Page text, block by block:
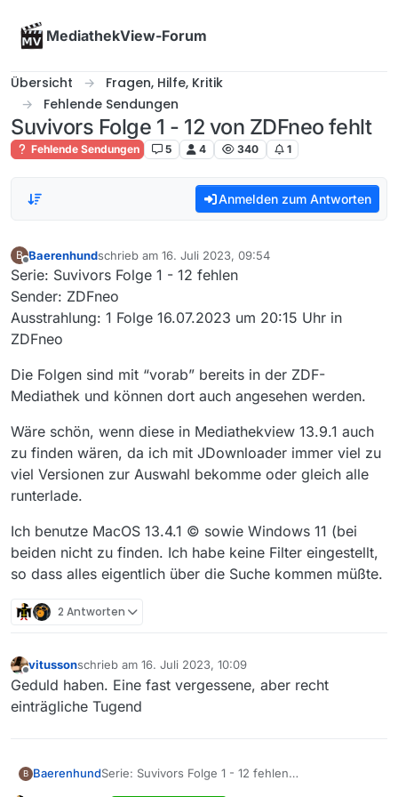
MediathekView-Forum
Übersicht
Fragen, Hilfe, Kritik
Fehlende Sendungen
Suvivors Folge 1 - 12 von ZDFneo fehlt
Fehlende Sendungen 5 4 340 1
Anmelden zum Antworten
B
Offline
Baerenhundschrieb am 16. Juli 2023, 09:54
zuletzt editiert von
Serie: Suvivors Folge 1 - 12 fehlen
Sender: ZDFneo
Ausstrahlung: 1 Folge 16.07.2023 um 20:15 Uhr in
ZDFneo
Die Folgen sind mit “vorab” bereits in der ZDF-
Mediathek und können dort auch angesehen werden.
Wäre schön, wenn diese in Mediathekview 13.9.1 auch
zu finden wären, da ich mit JDownloader immer viel zu
viel Versionen zur Auswahl bekomme oder gleich alle
runterlade.
Ich benutze MacOS 13.4.1 © sowie Windows 11 (bei
beiden nicht zu finden. Ich habe keine Filter eingestellt,
so dass alles eigentlich über die Suche kommen müßte.
2 Antworten
Offline
vitussonschrieb am 16. Juli 2023, 10:09
zuletzt editiert von
Geduld haben. Eine fast vergessene, aber recht
einträgliche Tugend
B BaerenhundSerie: Suvivors Folge 1 - 12 fehlen